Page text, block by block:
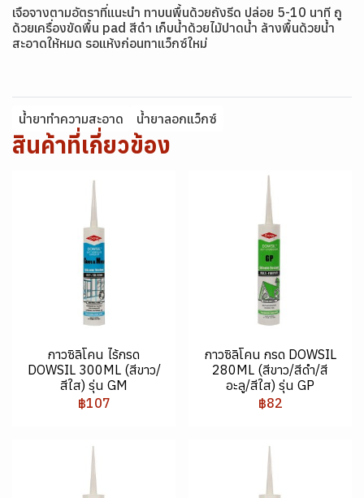
เจือจางตามอัตราที่แนะนำ ทาบนพื้นด้วยถังรีด ปล่อย 5-10 นาที ถู
ด้วยเครื่องขัดพื้น pad สีดำ เก็บน้ำด้วยไม้ปาดน้ำ ล้างพื้นด้วยน้ำ
สะอาดให้หมด รอแห้งก่อนทาแว็กซ์ใหม่
น้ำยาทำความสะอาด น้ำยาลอกแว็กซ์
สินค้าที่เกี่ยวข้อง
กาวซิลิโคน ไร้กรด
DOWSIL 300ML (สีขาว/
สีใส) รุ่น GM
฿107
กาวซิลิโคน กรด DOWSIL
280ML (สีขาว/สีดำ/สี
อะลู/สีใส) รุ่น GP
฿82